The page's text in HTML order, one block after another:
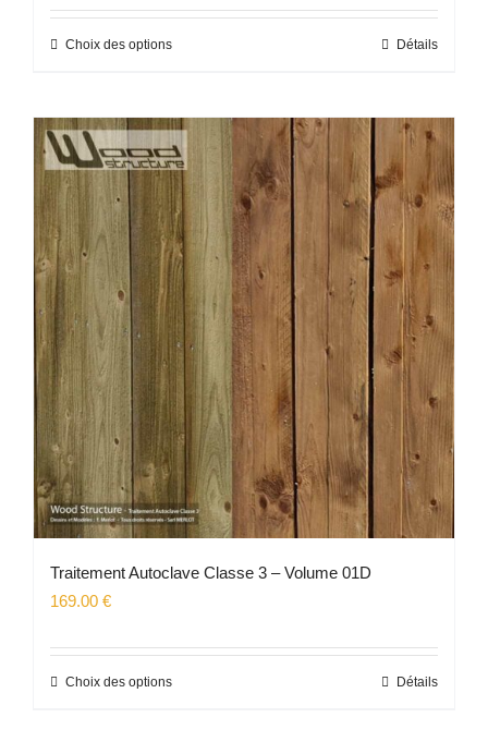
Choix des optionsCe
plusieurs
variations.
options
peuvent
être
choisies
sur
la
page
du
produit
Détails
Traitement Autoclave Classe 3 – Volume 01D
169.00 €
Choix des optionsCe
Détails